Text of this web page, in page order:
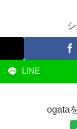
LINE
ogata